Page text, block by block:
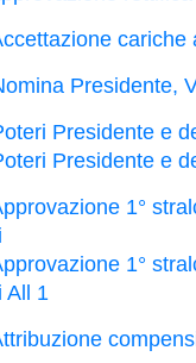
cariche
Presidente,
Presidente e
Presidente e
1°
1°
All 1